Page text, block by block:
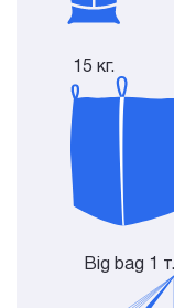
15 кг.
Big bag 1 т.